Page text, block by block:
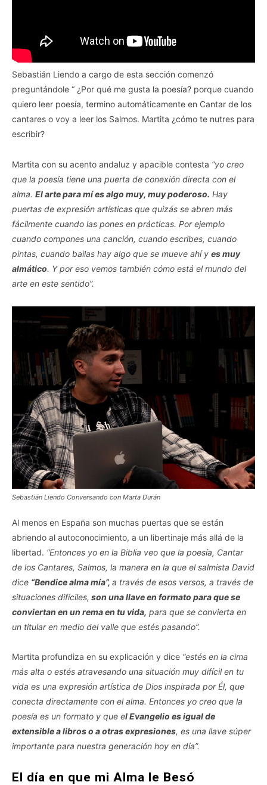
Sebastián Liendo a cargo de esta sección comenzó
preguntándole “ ¿Por qué me gusta la poesía? porque cuando
quiero leer poesía, termino automáticamente en Cantar de los
cantares o voy a leer los Salmos. Martita ¿cómo te nutres para
escribir?
Martita con su acento andaluz y apacible contesta “yo creo
que la poesía tiene una puerta de conexión directa con el
alma. El arte para mí es algo muy, muy poderoso. Hay
puertas de expresión artísticas que quizás se abren más
fácilmente cuando las pones en prácticas. Por ejemplo
cuando compones una canción, cuando escribes, cuando
pintas, cuando bailas hay algo que se mueve ahí y es muy
almático. Y por eso vemos también cómo está el mundo del
arte en este sentido”.
Sebastián Liendo Conversando con Marta Durán
Al menos en España son muchas puertas que se están
abriendo al autoconocimiento, a un libertinaje más allá de la
libertad. “Entonces yo en la Biblia veo que la poesía, Cantar
de los Cantares, Salmos, la manera en la que el salmista David
dice “Bendice alma mía”, a través de esos versos, a través de
situaciones difíciles, son una llave en formato para que se
conviertan en un rema en tu vida, para que se convierta en
un titular en medio del valle que estés pasando”.
Martita profundiza en su explicación y dice “estés en la cima
más alta o estés atravesando una situación muy difícil en tu
vida es una expresión artística de Dios inspirada por Él, que
conecta directamente con el alma. Entonces yo creo que la
poesía es un formato y que el Evangelio es igual de
extensible a libros o a otras expresiones, es una llave súper
importante para nuestra generación hoy en día”.
El día en que mi Alma le Besó